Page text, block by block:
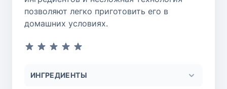
позволяют легко приготовить его в
домашних условиях.
ИНГРЕДИЕНТЫ